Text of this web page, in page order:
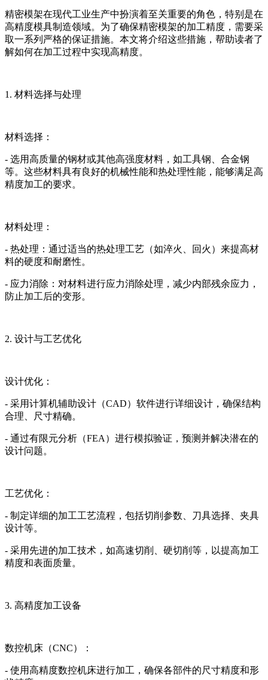
精密模架在现代工业生产中扮演着至关重要的角色，特别是在
高精度模具制造领域。为了确保精密模架的加工精度，需要采
取一系列严格的保证措施。本文将介绍这些措施，帮助读者了
解如何在加工过程中实现高精度。
1. 材料选择与处理
材料选择：
- 选用高质量的钢材或其他高强度材料，如工具钢、合金钢
等。这些材料具有良好的机械性能和热处理性能，能够满足高
精度加工的要求。
材料处理：
- 热处理：通过适当的热处理工艺（如淬火、回火）来提高材
料的硬度和耐磨性。
- 应力消除：对材料进行应力消除处理，减少内部残余应力，
防止加工后的变形。
2. 设计与工艺优化
设计优化：
- 采用计算机辅助设计（CAD）软件进行详细设计，确保结构
合理、尺寸精确。
- 通过有限元分析（FEA）进行模拟验证，预测并解决潜在的
设计问题。
工艺优化：
- 制定详细的加工工艺流程，包括切削参数、刀具选择、夹具
设计等。
- 采用先进的加工技术，如高速切削、硬切削等，以提高加工
精度和表面质量。
3. 高精度加工设备
数控机床（CNC）：
- 使用高精度数控机床进行加工，确保各部件的尺寸精度和形